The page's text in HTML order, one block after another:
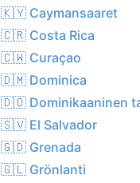
🇰🇾 Caymansaaret
🇨🇷 Costa Rica
🇨🇼 Curaçao
🇩🇲 Dominica
🇩🇴 Dominikaaninen
🇸🇻 El Salvador
🇬🇩 Grenada
🇬🇱 Grönlanti